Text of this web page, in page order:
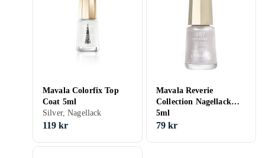
Mavala Colorfix Top
Coat 5ml
Silver, Nagellack
119 kr
Mavala Reverie
Collection Nagellack
5ml
79 kr